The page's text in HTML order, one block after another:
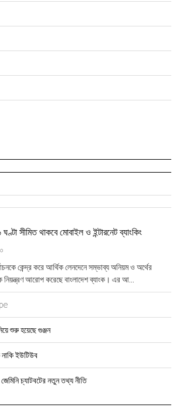
সীমিত থাকবে মোবাইল ও ইন্টারনেট ব্যাংকিং
কেন্দ্র করে আর্থিক লেনদেনে সম্ভাব্য অনিয়ম ও অর্থের
নিয়ন্ত্রণ আরোপ করেছে বাংলাদেশ ব্যাংক। এর আ...
শুরু হয়েছে গুঞ্জন
নাকি ইউটিউব
চ্যাটবটের নতুন তথ্য নীতি